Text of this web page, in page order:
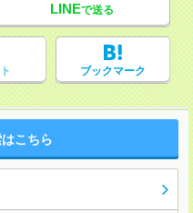
LINEで送る
ブックマーク
こちら